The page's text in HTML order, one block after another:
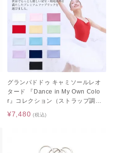
グランパドドゥ キャミソールレオ
タード 『Dance in My Own Colo
r』コレクション（ストラップ調節
パッドポケット付き / ジュニア サ
イズ 大人サイズ / バレエレオター
¥7,480 (税込)